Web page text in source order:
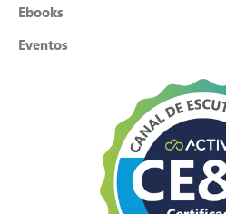
Ebooks
Eventos